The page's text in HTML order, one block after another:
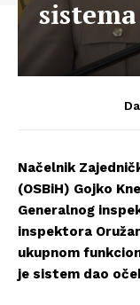
Načelnik
(OSBiH) Gojko
Generalnog
inspektora
ukupnom
je sistem dao